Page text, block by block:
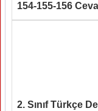
154-155-156
2. Sınıf Türkçe